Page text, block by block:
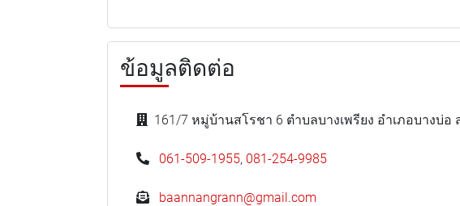
ข้อมูลติดต่อ
161/7 หมู่บ้านสโรชา 6 ตำบลบางเพรียง อำเภอบางบ่อ
061-509-1955, 081-254-9985
baannangrann@gmail.com